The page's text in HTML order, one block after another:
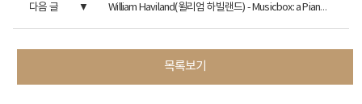
다음 글 William Haviland(윌리엄 하빌랜드) - Musicbox: a Piano Lullaby
목록보기